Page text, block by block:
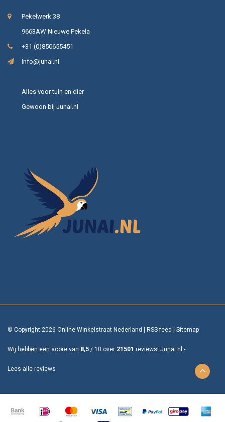
Pekelwerk 38
9663AW Nieuwe Pekela
+31 (0)850655451
info@junai.nl
Alles voor tuin en dier
Gewoon bij Junai.nl
© Copyright 2026 Online Winkelstraat Nederland RSS-feed Sitemap
Wij hebben een score van 8,5 / 10 over 21501 reviews! Junai.nl -
Lees alle reviews